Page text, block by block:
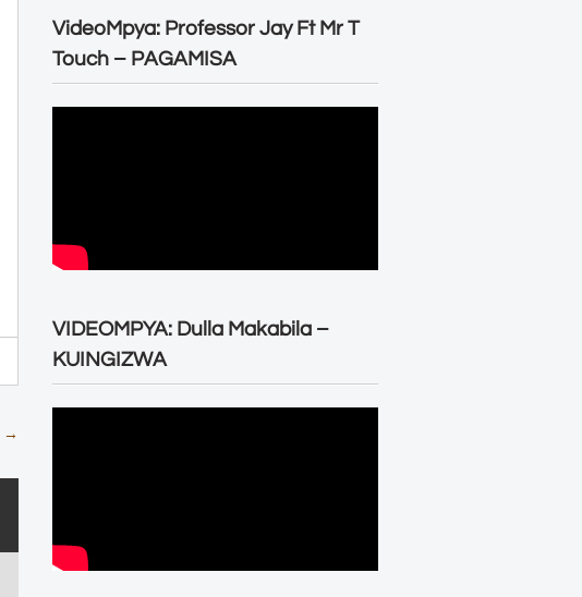
→
VideoMpya: Professor Jay Ft Mr T
Touch – PAGAMISA
VIDEOMPYA: Dulla Makabila –
KUINGIZWA